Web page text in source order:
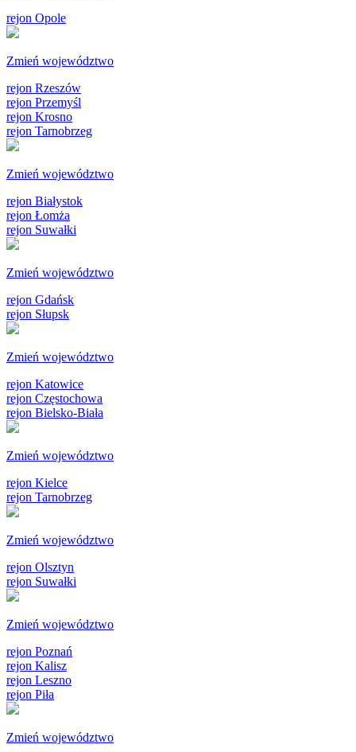
rejon Opole
Zmień województwo
rejon Rzeszów
rejon Przemyśl
rejon Krosno
rejon Tarnobrzeg
Zmień województwo
rejon Białystok
rejon Łomża
rejon Suwałki
Zmień województwo
rejon Gdańsk
rejon Słupsk
Zmień województwo
rejon Katowice
rejon Częstochowa
rejon Bielsko-Biała
Zmień województwo
rejon Kielce
rejon Tarnobrzeg
Zmień województwo
rejon Olsztyn
rejon Suwałki
Zmień województwo
rejon Poznań
rejon Kalisz
rejon Leszno
rejon Piła
Zmień województwo